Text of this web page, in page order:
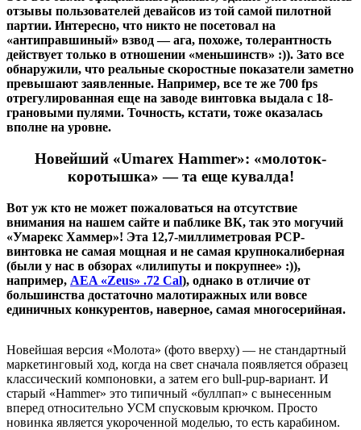
отзывы пользователей девайсов из той самой пилотной
партии. Интересно, что никто не посетовал на
«антиправшиный» взвод — ага, похоже, толерантность
действует только в отношении «меньшинств» :)). Зато все
обнаружили, что реальные скоростные показатели заметно
превышают заявленные. Например, все те же 700 fps
отрегулированная еще на заводе винтовка выдала с 18-
грановыми пулями. Точность, кстати, тоже оказалась
вполне на уровне.
Новейший «Umarex Hammer»: «молоток-
коротышка» — та еще кувалда!
Вот уж кто не может пожаловаться на отсутствие
внимания на нашем сайте и паблике ВК, так это могучий
«Умарекс Хаммер»! Эта 12,7-миллиметровая PCP-
винтовка не самая мощная и не самая крупнокалиберная
(были у нас в обзорах «лилипуты и покрупнее» :)),
например, AEA «Zeus» .72 Cal), однако в отличие от
большинства достаточно малотиражных или вовсе
единичных конкурентов, наверное, самая многосерийная.
Новейшая версия «Молота» (фото вверху) — не стандартный
маркетинговый ход, когда на свет сначала появляется образец
классический компоновки, а затем его bull-pup-вариант. И
старый «Hammer» это типичный «буллпап» с вынесенным
вперед относительно УСМ спусковым крючком. Просто
новинка является укороченной моделью, то есть карабином.